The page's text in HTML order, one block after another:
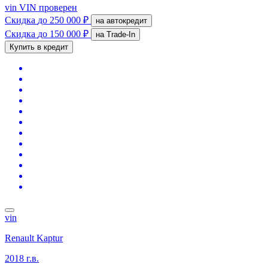
vin VIN проверен
Скидка до 250 000 ₽ на автокредит
Скидка до 150 000 ₽
на Trade-In
Купить в кредит
vin
Renault Kaptur
2018 г.в.